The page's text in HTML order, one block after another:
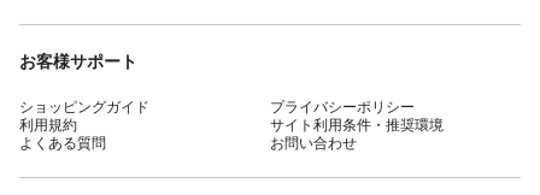
お客様サポート
ショッピングガイド
利用規約
よくある質問
プライバシーポリシー
サイト利用条件・推奨環境
お問い合わせ